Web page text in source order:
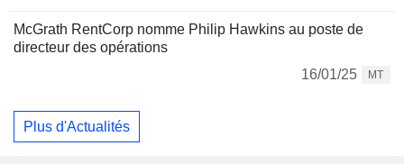
McGrath RentCorp nomme Philip Hawkins au poste de
directeur des opérations
16/01/25
MT
Plus d'Actualités